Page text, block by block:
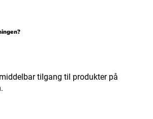
tilgang til produkter på